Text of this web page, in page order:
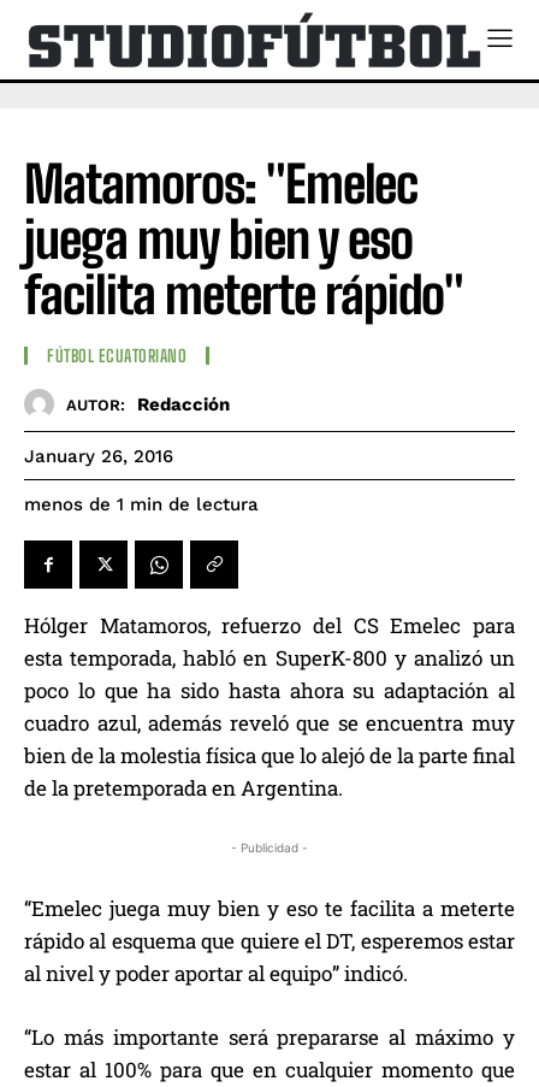
Matamoros: "Emelec
juega muy bien y eso
facilita meterte rápido"
FÚTBOL ECUATORIANO
AUTOR: Redacción
January 26, 2016
menos de 1 min de lectura
Hólger Matamoros, refuerzo del CS Emelec para
esta temporada, habló en SuperK-800 y analizó un
poco lo que ha sido hasta ahora su adaptación al
cuadro azul, además reveló que se encuentra muy
bien de la molestia física que lo alejó de la parte final
de la pretemporada en Argentina.
- Publicidad -
“Emelec juega muy bien y eso te facilita a meterte
rápido al esquema que quiere el DT, esperemos estar
al nivel y poder aportar al equipo” indicó.
“Lo más importante será prepararse al máximo y
estar al 100% para que en cualquier momento que